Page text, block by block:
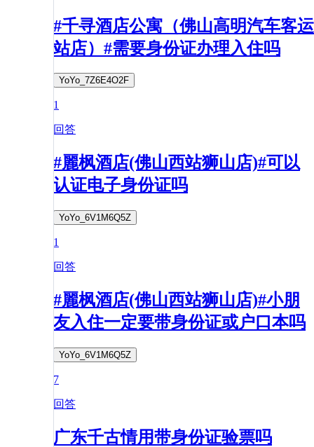
#千寻酒店公寓（佛山高明汽车客运
站店）#需要身份证办理入住吗
YoYo_7Z6E4O2F
1
回答
#麗枫酒店(佛山西站狮山店)#可以
认证电子身份证吗
YoYo_6V1M6Q5Z
1
回答
#麗枫酒店(佛山西站狮山店)#小朋
友入住一定要带身份证或户口本吗
YoYo_6V1M6Q5Z
7
回答
广东千古情用带身份证验票吗